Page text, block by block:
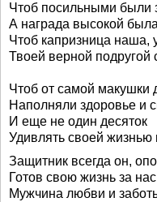
Чтоб посильными были
А награда высокой
Чтоб капризница наша,
Твоей верной подругой
Чтоб от самой макушки
Наполняли здоровье и
И еще не один десяток
Удивлять своей жизнью
Защитник всегда он,
Готов свою жизнь за
Мужчина любви и